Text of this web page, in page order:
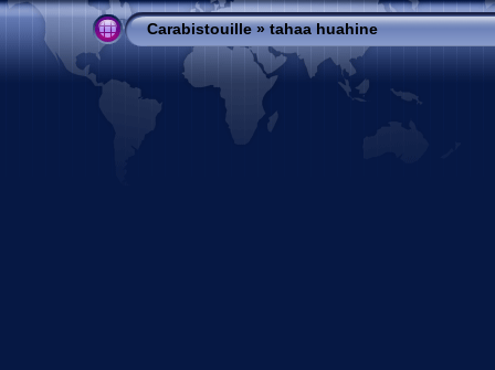
Carabistouille»tahaa huahine